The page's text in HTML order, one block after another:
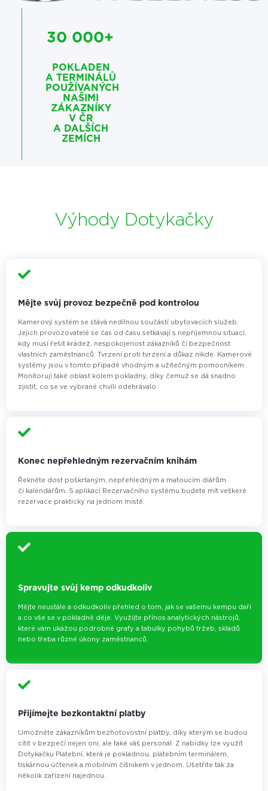
30 000+
POKLADEN
A TERMINÁLŮ
POUŽÍVANÝCH
NAŠIMI
ZÁKAZNÍKY
V ČR
A DALŠÍCH
ZEMÍCH
Výhody Dotykačky
Mějte svůj provoz bezpečně pod kontrolou
Kamerový systém se stává nedílnou součástí ubytovacích služeb.
Jejich provozovatelé se čas od času setkávají s nepříjemnou situací,
kdy musí řešit krádež, nespokojenost zákazníků či bezpečnost
vlastních zaměstnanců. Tvrzení proti tvrzení a důkaz nikde. Kamerové
systémy jsou v tomto případě vhodným a užitečným pomocníkem.
Monitorují také oblast kolem pokladny, díky čemuž se dá snadno
zjistit, co se ve vybrané chvíli odehrávalo.
Konec nepřehledným rezervačním knihám
Řekněte dost poškrtaným, nepřehledným a matoucím diářům
či kalendářům. S aplikací Rezervačního systému budete mít veškeré
rezervace prakticky na jednom místě.
Spravujte svůj kemp odkudkoliv
Mějte neustále a odkudkoliv přehled o tom, jak se vašemu kempu daří
a co vše se v pokladně děje. Využijte přínos analytických nástrojů,
které vám ukážou podrobné grafy a tabulky pohybů tržeb, skladů
nebo třeba různé úkony zaměstnanců.
Přijímejte bezkontaktní platby
Umožněte zákazníkům bezhotovostní platby, díky kterým se budou
cítit v bezpečí nejen oni, ale také váš personál. Z nabídky lze využít
Dotykačku Platební, která je pokladnou, platebním terminálem,
tiskárnou účtenek a mobilním číšníkem v jednom. Ušetříte tak za
několik zařízení najednou.